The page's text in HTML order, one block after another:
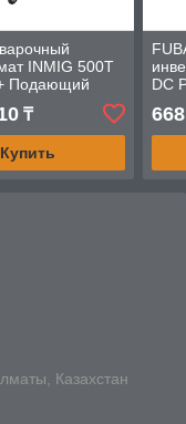
INMIG 500T
Подающий
DRIVE INMIG
пакет 5
₸
Купить
DC
Казахстан